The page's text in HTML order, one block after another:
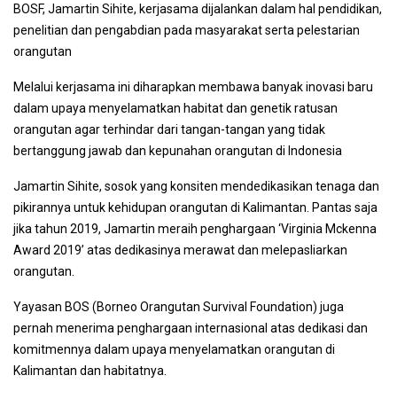
BOSF, Jamartin Sihite, kerjasama dijalankan dalam hal pendidikan,
penelitian dan pengabdian pada masyarakat serta pelestarian
orangutan
Melalui kerjasama ini diharapkan membawa banyak inovasi baru
dalam upaya menyelamatkan habitat dan genetik ratusan
orangutan agar terhindar dari tangan-tangan yang tidak
bertanggung jawab dan kepunahan orangutan di Indonesia
Jamartin Sihite, sosok yang konsiten mendedikasikan tenaga dan
pikirannya untuk kehidupan orangutan di Kalimantan. Pantas saja
jika tahun 2019, Jamartin meraih penghargaan ‘Virginia Mckenna
Award 2019’ atas dedikasinya merawat dan melepasliarkan
orangutan.
Yayasan BOS (Borneo Orangutan Survival Foundation) juga
pernah menerima penghargaan internasional atas dedikasi dan
komitmennya dalam upaya menyelamatkan orangutan di
Kalimantan dan habitatnya.